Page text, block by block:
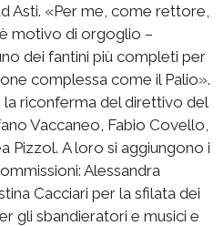
Asti. «Per me, come rettore,
motivo di orgoglio –
dei fantini più completi per
complessa come il Palio».
la riconferma del direttivo del
Vaccaneo, Fabio Covello,
Pizzol. A loro si aggiungono i
Alessandra
Cacciari per la sfilata dei
gli sbandieratori e musici e